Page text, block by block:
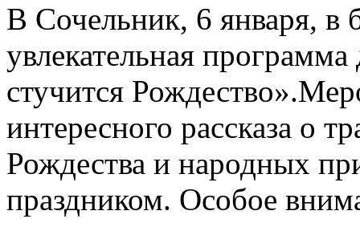
В Сочельник, 6 января, в
увлекательная
стучится
интересного рассказа о
Рождества и народных
праздником. Особое